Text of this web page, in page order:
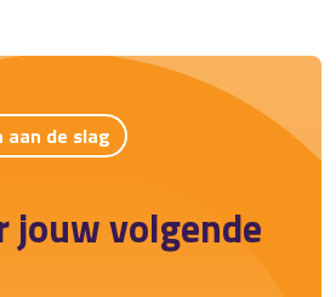
aan de slag
jouw volgende